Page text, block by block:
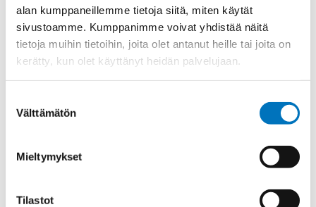
alan kumppaneillemme tietoja siitä, miten käytät
sivustoamme. Kumppanimme voivat yhdistää näitä
tietoja muihin tietoihin, joita olet antanut heille tai joita on
kerätty, kun olet käyttänyt heidän palvelujaan.
valinta
Välttämätön
Mieltymykset
Tilastot
Koko
size "21.21"
Materiaali
Metalli
Käyttölämpötila
'-40°C … +125°C
IP44 (IP66/IP67/IP69 with CKR
Lukitus
1 salpa
2 tappia
Läpivientikotelo
10